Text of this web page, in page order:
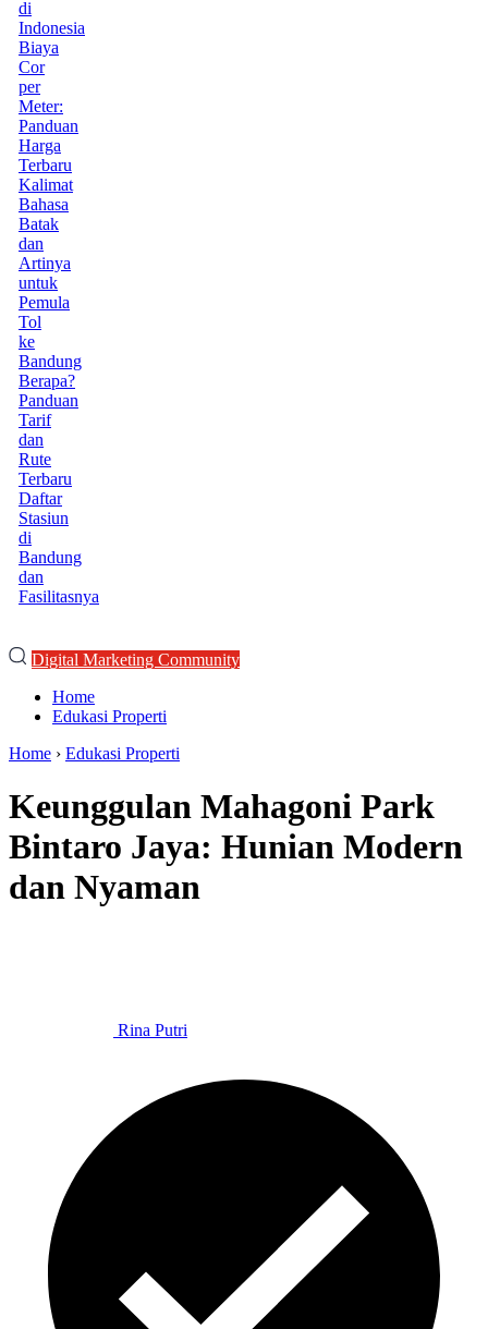
di
Indonesia
Biaya
Cor
per
Meter:
Panduan
Harga
Terbaru
Kalimat
Bahasa
Batak
dan
Artinya
untuk
Pemula
Tol
ke
Bandung
Berapa?
Panduan
Tarif
dan
Rute
Terbaru
Daftar
Stasiun
di
Bandung
dan
Fasilitasnya
Digital Marketing Community
Home
Edukasi Properti
Home › Edukasi Properti
Keunggulan Mahagoni Park
Bintaro Jaya: Hunian Modern
dan Nyaman
Rina Putri